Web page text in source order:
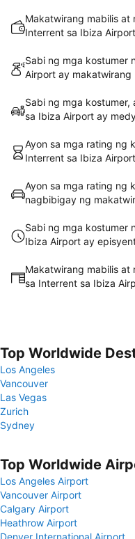
Makatwirang mabilis at
Interrent sa Ibiza Airport
Sabi ng mga kostumer
Airport ay makatwirang
Sabi ng mga
sa Ibiza Airport ay
Ayon sa mga rating ng
Interrent sa Ibiza
Ayon sa mga rating ng
nagbibigay ng
Sabi ng mga kostumer
Ibiza Airport ay
Makatwirang mabilis at
sa Interrent sa Ibiza
Top Worldwide
Los Angeles
Vancouver
Las Vegas
Zurich
Sydney
Top Worldwide
Los Angeles Airport
Vancouver Airport
Calgary Airport
Heathrow Airport
Denver International Airport